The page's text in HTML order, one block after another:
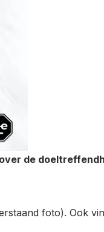
de
foto). Ook